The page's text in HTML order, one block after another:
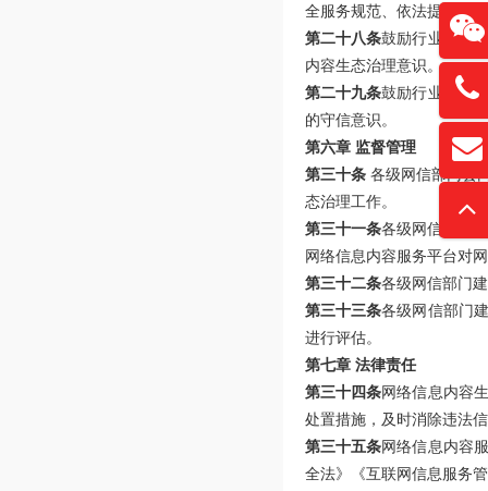
全服务规范、依法提供网
第二十八条鼓励行业组织
内容生态治理意识。
第二十九条鼓励行业组织
的守信意识。
第六章 监督管理
第三十条 各级网信部门会
态治理工作。
第三十一条各级网信部门
网络信息内容服务平台对
第三十二条各级网信部门
第三十三条各级网信部门
进行评估。
第七章 法律责任
第三十四条网络信息内容
处置措施，及时消除违法
第三十五条网络信息内容
全法》《互联网信息服务
扫